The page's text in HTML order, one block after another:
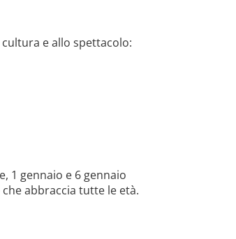
e allo spettacolo:
1 gennaio e 6 gennaio
abbraccia tutte le età.